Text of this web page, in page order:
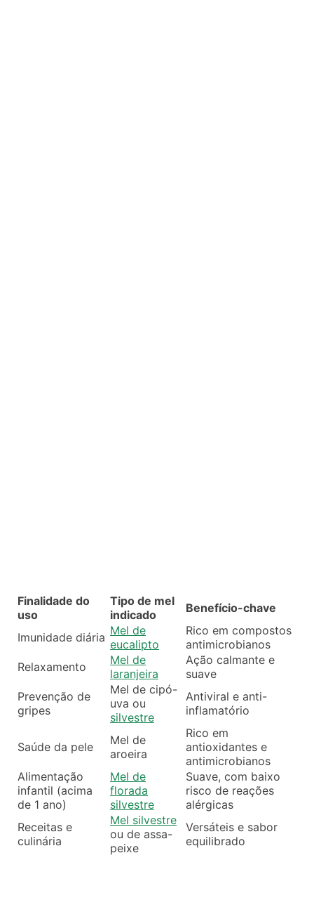
Finalidade do
uso
Tipo de mel
indicado
Benefício-chave
Imunidade diária Mel de
eucalipto
Rico em compostos
antimicrobianos
Relaxamento
Mel de
laranjeira
Ação calmante e
suave
Prevenção de
gripes
Mel de cipó-
uva ou
silvestre
Antiviral e anti-
inflamatório
Saúde da pele
Mel de
aroeira
Rico em
antioxidantes e
antimicrobianos
Alimentação
infantil (acima
de 1 ano)
Mel de
florada
silvestre
Suave, com baixo
risco de reações
alérgicas
Receitas e
culinária
Mel silvestre
ou de assa-
peixe
Versáteis e sabor
equilibrado